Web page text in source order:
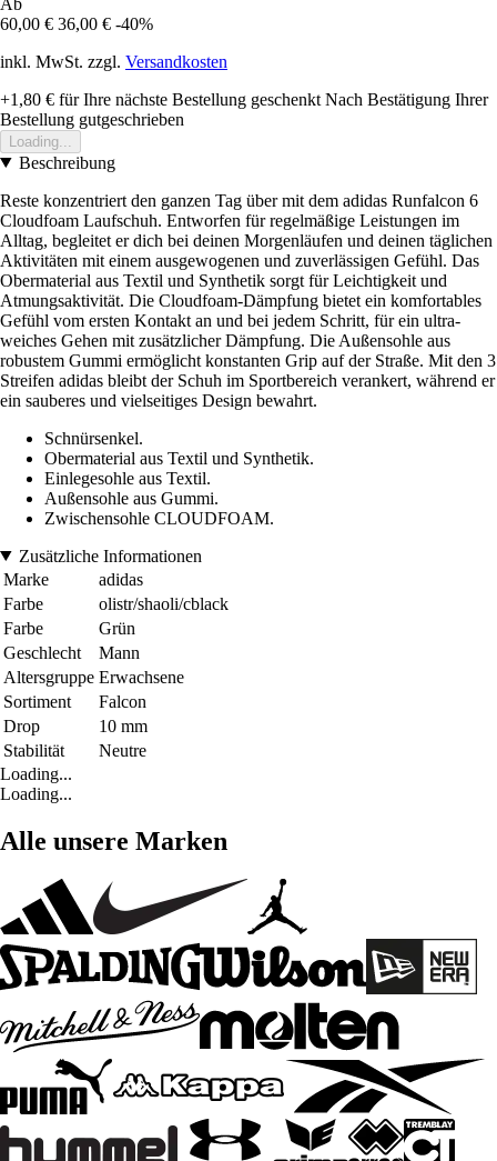
60,00 € 36,00 € -40%
inkl. MwSt. zzgl. Versandkosten
+1,80 € für Ihre nächste Bestellung geschenkt Nach Bestätigung Ihrer
Bestellung gutgeschrieben
Loading...
Beschreibung
Reste konzentriert den ganzen Tag über mit dem adidas Runfalcon 6
Cloudfoam Laufschuh. Entworfen für regelmäßige Leistungen im
Alltag, begleitet er dich bei deinen Morgenläufen und deinen täglichen
Aktivitäten mit einem ausgewogenen und zuverlässigen Gefühl. Das
Obermaterial aus Textil und Synthetik sorgt für Leichtigkeit und
Atmungsaktivität. Die Cloudfoam-Dämpfung bietet ein komfortables
Gefühl vom ersten Kontakt an und bei jedem Schritt, für ein ultra-
weiches Gehen mit zusätzlicher Dämpfung. Die Außensohle aus
robustem Gummi ermöglicht konstanten Grip auf der Straße. Mit den 3
Streifen adidas bleibt der Schuh im Sportbereich verankert, während er
ein sauberes und vielseitiges Design bewahrt.
Schnürsenkel.
Obermaterial aus Textil und Synthetik.
Einlegesohle aus Textil.
Außensohle aus Gummi.
Zwischensohle CLOUDFOAM.
Zusätzliche Informationen
Marke
adidas
Farbe
olistr/shaoli/cblack
Farbe
Grün
Geschlecht
Mann
Altersgruppe Erwachsene
Sortiment
Falcon
Drop
10 mm
Stabilität
Neutre
Loading...
Loading...
Alle unsere Marken